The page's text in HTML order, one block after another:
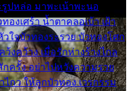
ปหล่อ มาพะเน้าพะนอ
องเศร้า น้ำตาคลอเบ้า เฝ้า
ใจบัวทองระรวย บัวทองโศก
ว้งคว้าง เมื่อรักห่างร้างไกล
ครั้ง อย่าไปหวังความรวย
กว ให้ลูกบัวทอง เวรกรรม